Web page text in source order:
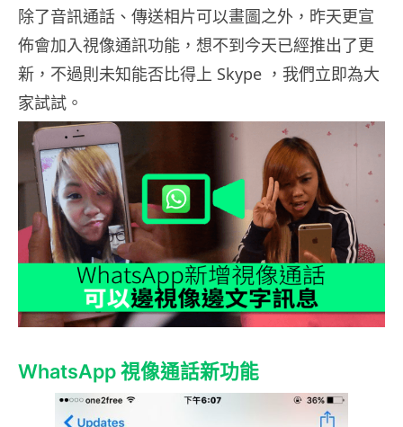
除了音訊通話、傳送相片可以畫圖之外，昨天更宣
佈會加入視像通訊功能，想不到今天已經推出了更
新，不過則未知能否比得上 Skype ，我們立即為大
家試試。
WhatsApp 視像通話新功能